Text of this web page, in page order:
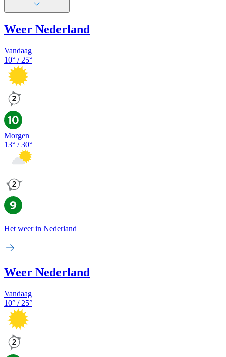
Weer Nederland
Vandaag
10° / 25°
Morgen
13° /30°
Het weer in Nederland
Weer Nederland
Vandaag
10° / 25°